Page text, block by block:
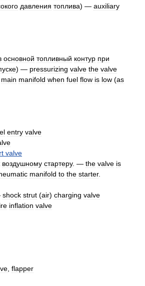
давления топлива) — auxiliary
основной топливный контур при
) — pressurizing valve the valve
main manifold when fuel flow is low (as
entry valve
valve
воздушному стартеру. — the valve is
manifold to the starter.
shock strut (air) charging valve
inflation valve
flapper